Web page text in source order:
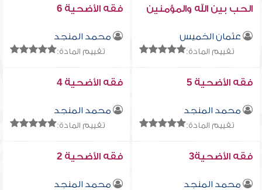
الحب بين الله والمؤمنين
عثمان الخميس
تقييم المادة:
فقه الأضحية 6
محمد المنجد
تقييم المادة:
فقه الأضحية 5
محمد المنجد
تقييم المادة:
فقه الأضحية 4
محمد المنجد
تقييم المادة:
فقه الأضحية3
محمد المنجد
فقه الأضحية 2
محمد المنجد